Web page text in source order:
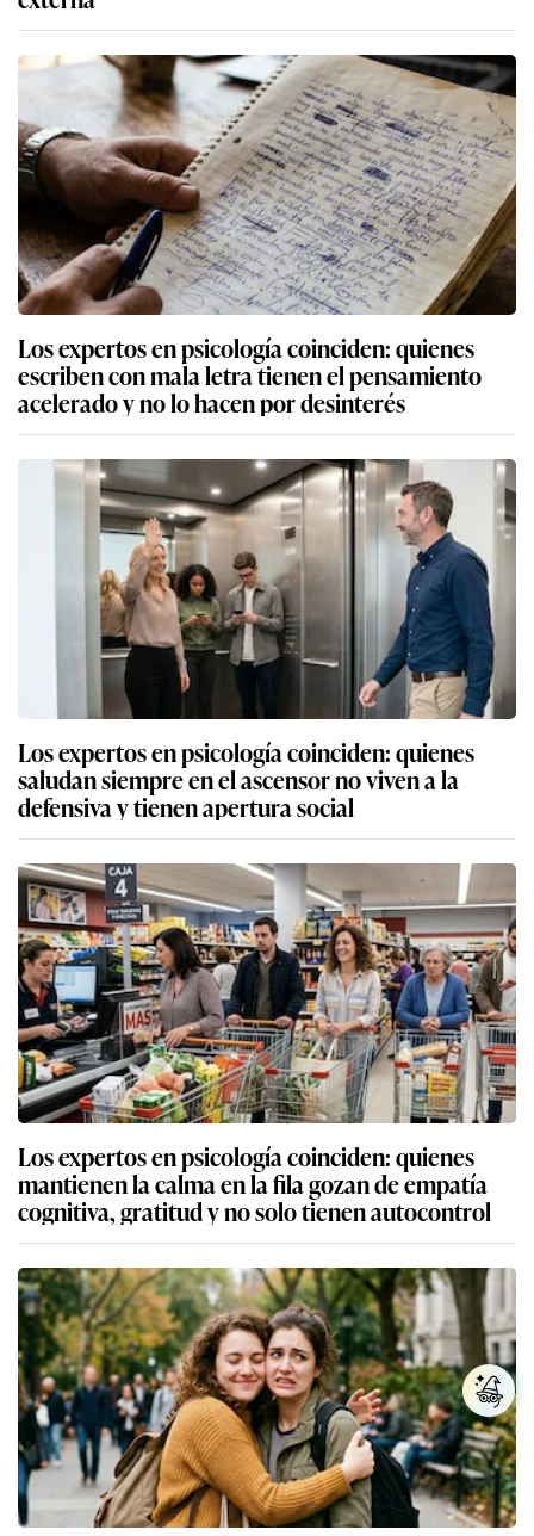
Los expertos en psicología coinciden: quienes
escriben con mala letra tienen el pensamiento
acelerado y no lo hacen por desinterés
Los expertos en psicología coinciden: quienes
saludan siempre en el ascensor no viven a la
defensiva y tienen apertura social
Los expertos en psicología coinciden: quienes
mantienen la calma en la fila gozan de empatía
cognitiva, gratitud y no solo tienen autocontrol